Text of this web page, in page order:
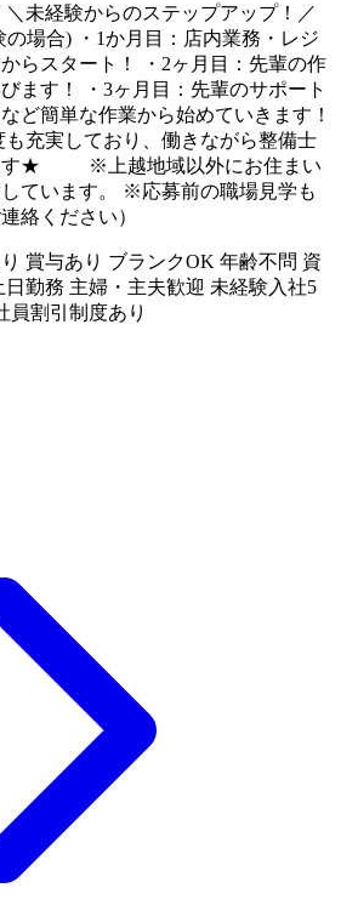
未経験からのステップアップ！／
場合) ・1か月目：店内業務・レジ
らスタート！ ・2ヶ月目：先輩の作
ます！ ・3ヶ月目：先輩のサポート
ど簡単な作業から始めていきます！
実しており、働きながら整備士
す★ ※上越地域以外にお住まい
ています。 ※応募前の職場見学も
絡ください）
賞与あり ブランクOK 年齢不問 資
日勤務 主婦・主夫歓迎 未経験入社5
員割引制度あり